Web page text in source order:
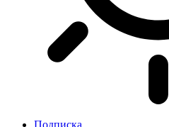
Подписка